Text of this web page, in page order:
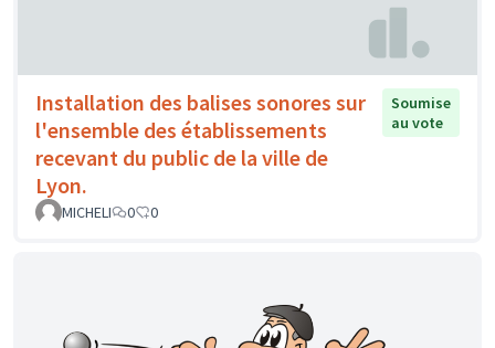
Installation des balises sonores sur
l'ensemble des établissements
recevant du public de la ville de
Lyon.
Soumise
au vote
MICHELI 0 0